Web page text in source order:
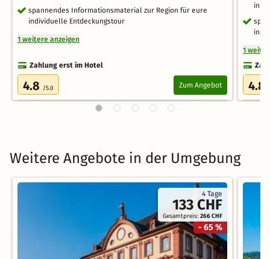
spannendes Informationsmaterial zur Region für eure
individuelle Entdeckungstour
1 weitere anzeigen
Zahlung erst im Hotel
4.8 /5.0 Zum Angebot
in
1
4.8
Weitere Angebote in der Umgebung
4 Tage
133 CHF
Gesamtpreis:266 CHF
- 65 %